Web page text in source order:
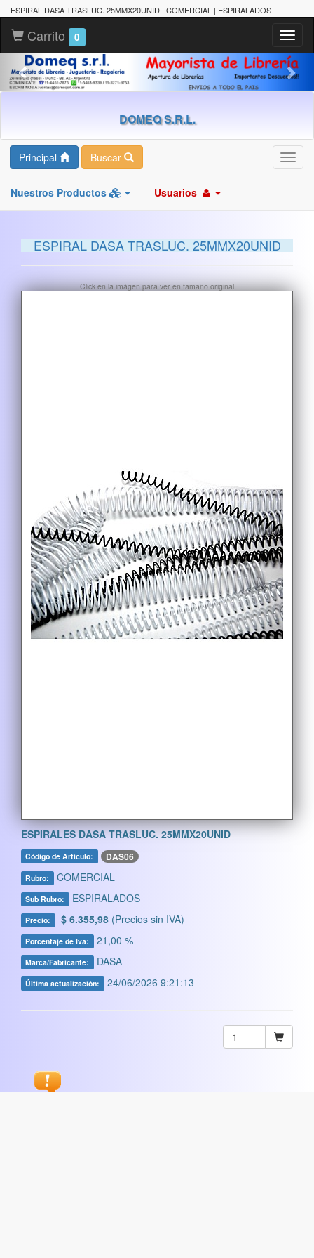
ESPIRAL DASA TRASLUC. 25MMX20UNID | COMERCIAL | ESPIRALADOS
Carrito 0
DOMEQ S.R.L.
Principal Buscar
Nuestros Productos Usuarios
ESPIRAL DASA TRASLUC. 25MMX20UNID
Click en la imágen para ver en tamaño original
ESPIRALES DASA TRASLUC. 25MMX20UNID
Código de Artículo: DAS06
Rubro: COMERCIAL
Sub Rubro: ESPIRALADOS
Precio: $ 6.355,98 (Precios sin IVA)
Porcentaje de Iva: 21,00 %
Marca/Fabricante: DASA
Última actualización: 24/06/2026 9:21:13